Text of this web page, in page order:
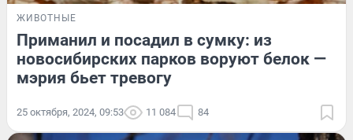
ЖИВОТНЫЕ
Приманил и посадил в сумку: из
новосибирских парков воруют белок —
мэрия бьет тревогу
25 октября, 2024, 09:53 11 084 84